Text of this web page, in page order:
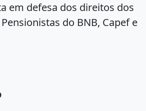
em defesa dos direitos dos
do BNB, Capef e